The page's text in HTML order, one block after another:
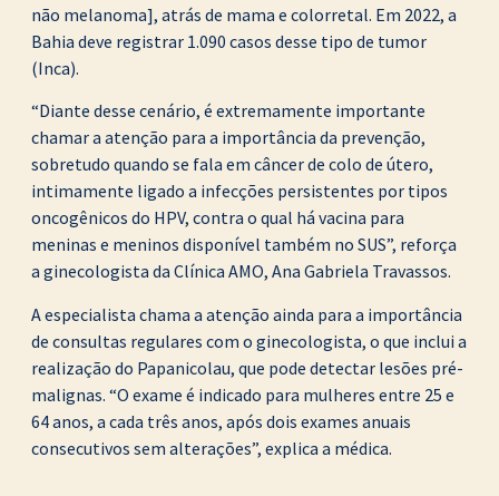
não melanoma], atrás de mama e colorretal. Em 2022, a
Bahia deve registrar 1.090 casos desse tipo de tumor
(Inca).
“Diante desse cenário, é extremamente importante
chamar a atenção para a importância da prevenção,
sobretudo quando se fala em câncer de colo de útero,
intimamente ligado a infecções persistentes por tipos
oncogênicos do HPV, contra o qual há vacina para
meninas e meninos disponível também no SUS”, reforça
a ginecologista da Clínica AMO, Ana Gabriela Travassos.
A especialista chama a atenção ainda para a importância
de consultas regulares com o ginecologista, o que inclui a
realização do Papanicolau, que pode detectar lesões pré-
malignas. “O exame é indicado para mulheres entre 25 e
64 anos, a cada três anos, após dois exames anuais
consecutivos sem alterações”, explica a médica.